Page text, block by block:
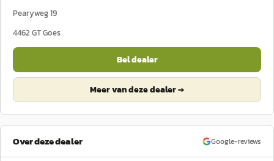
Pearyweg 19
4462 GTGoes
Bel dealer
Meer van deze dealer →
Over deze dealer Google-reviews